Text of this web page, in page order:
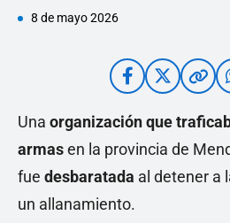
8 de mayo 2026
Una organización que
armasen la provincia de
fue desbaratada al detener a
un allanamiento.